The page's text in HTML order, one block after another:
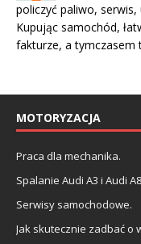
policzyć paliwo,
Kupując samochód,
fakturze, a tymczasem
MOTORYZACJA
Praca dla mechanika.
Spalanie Audi A3 i Audi
Serwisy samochodowe.
Jak skutecznie zadbać o